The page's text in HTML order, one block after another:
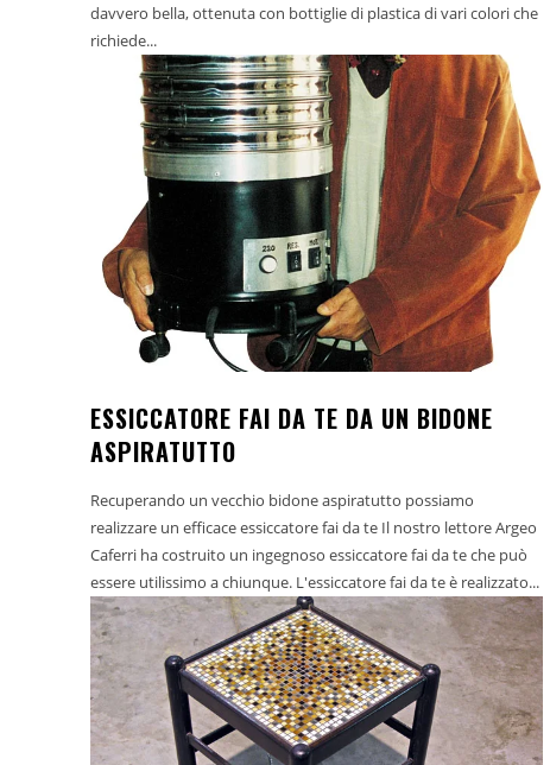
davvero bella, ottenuta con bottiglie di plastica di vari colori che
richiede...
ESSICCATORE FAI DA TE DA UN BIDONE
ASPIRATUTTO
Recuperando un vecchio bidone aspiratutto possiamo
realizzare un efficace essiccatore fai da te Il nostro lettore Argeo
Caferri ha costruito un ingegnoso essiccatore fai da te che può
essere utilissimo a chiunque. L'essiccatore fai da te è realizzato...